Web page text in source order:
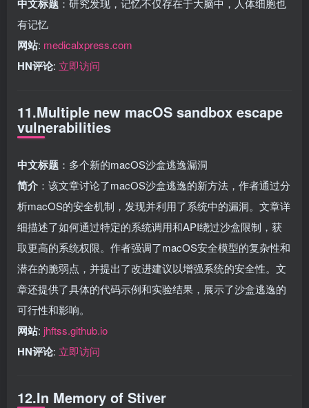
中文标题 ：研究发现，记忆不仅存在于大脑中，人体细胞也
有记忆
网站: medicalxpress.com
HN评论: 立即访问
11.Multiple new macOS sandbox escape
vulnerabilities
中文标题 ：多个新的macOS沙盒逃逸漏洞
简介 ：该文章讨论了macOS沙盒逃逸的新方法，作者通过分
析macOS的安全机制，发现并利用了系统中的漏洞。文章详
细描述了如何通过特定的系统调用和API绕过沙盒限制，获
取更高的系统权限。作者强调了macOS安全模型的复杂性和
潜在的脆弱点，并提出了改进建议以增强系统的安全性。文
章还提供了具体的代码示例和实验结果，展示了沙盒逃逸的
可行性和影响。
网站: jhftss.github.io
HN评论: 立即访问
12.In Memory of Stiver